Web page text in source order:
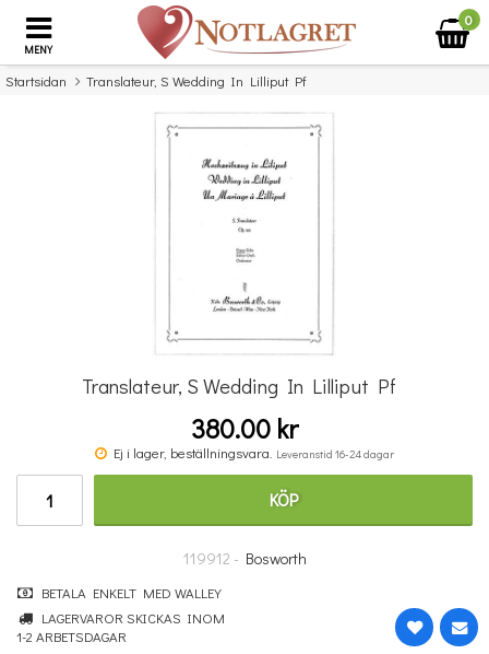
MENY
0
Startsidan Translateur, S Wedding In Lilliput Pf
Missa inte detta...
Jerker Leijon: Att vara Maria ( Andan från Efesus)
Translateur, S Wedding In Lilliput Pf
380.00 kr
Ej i lager, beställningsvara. Leveranstid 16-24 dagar
KÖP
119912 - Bosworth
BETALA ENKELT MED WALLEY
LAGERVAROR SKICKAS INOM
1-2 ARBETSDAGAR